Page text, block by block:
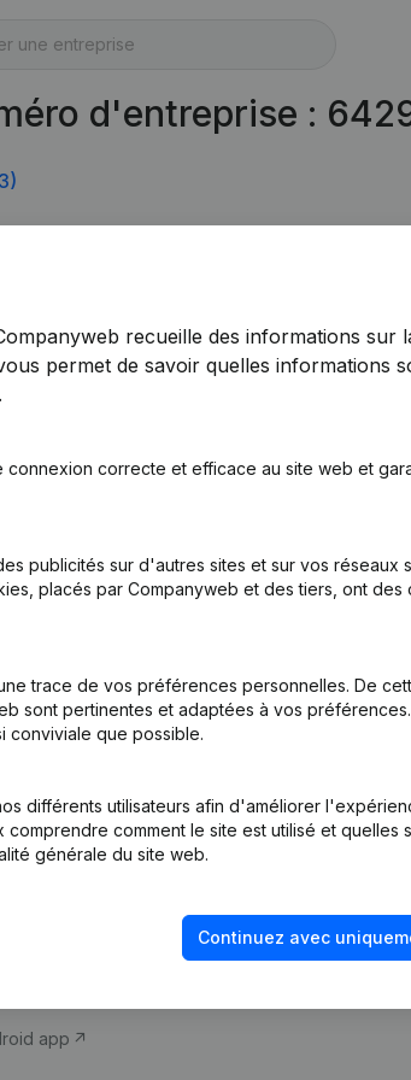
d'entreprise :
recueille des informations sur
permet de savoir quelles informations
correcte et efficace au site web et
publicités sur d'autres sites et sur vos réseaux
placés par Companyweb et des tiers, ont des
trace de vos préférences personnelles. De
sont pertinentes et adaptées à vos préférences.
conviviale que possible.
différents utilisateurs afin d'améliorer
comment le site est utilisé et quelles
générale du site web.
Continuez avec
app
fraude
Consulter des
Vérification de la